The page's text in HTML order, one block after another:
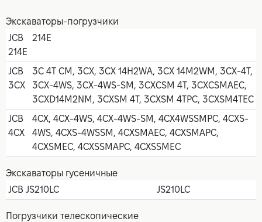
Экскаваторы-погрузчики
JCB
214E
214E
JCB
3CX
3C 4T CM, 3CX, 3CX 14H2WA, 3CX 14M2WM, 3CX-4T,
3CX-4WS, 3CX-4WS-SM, 3CXCSM 4T, 3CXCSMAEC,
3CXD14M2NM, 3CXSM 4T, 3CXSM 4TPC, 3CXSM4TEC
JCB
4CX
4CX, 4CX-4WS, 4CX-4WS-SM, 4CX4WSSMPC, 4CXS-
4WS, 4CXS-4WSSM, 4CXSMAEC, 4CXSMAPC,
4CXSMEC, 4CXSSMAPC, 4CXSSMEC
Экскаваторы гусеничные
JCB JS210LC
JS210LC
Погрузчики телескопические